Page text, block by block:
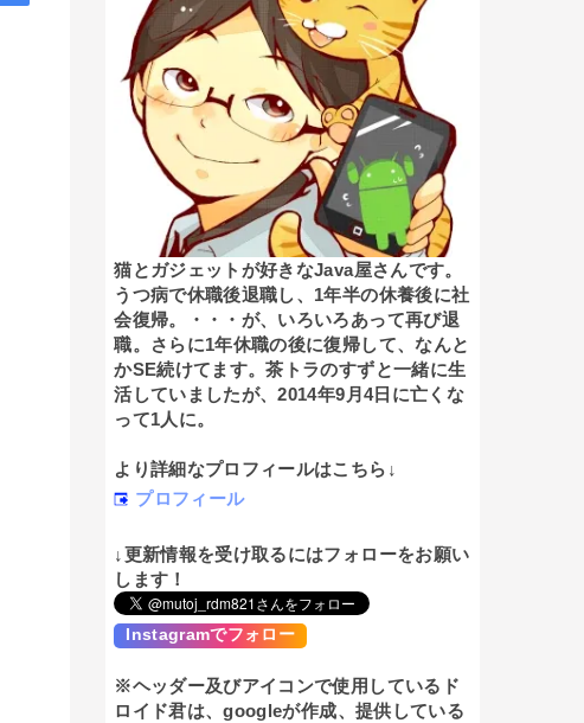
猫とガジェットが好きなJava屋さんです。
うつ病で休職後退職し、1年半の休養後に社
会復帰。・・・が、いろいろあって再び退
職。さらに1年休職の後に復帰して、なんと
かSE続けてます。茶トラのすずと一緒に生
活していましたが、2014年9月4日に亡くな
って1人に。
より詳細なプロフィールはこちら↓
プロフィール
↓更新情報を受け取るにはフォローをお願い
します！
Instagramでフォロー
※ヘッダー及びアイコンで使用しているド
ロイド君は、googleが作成、提供している